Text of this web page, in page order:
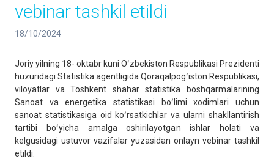
vebinar tashkil etildi
18/10/2024
Joriy yilning 18- oktabr kuni Oʻzbekiston Respublikasi Prezidenti
huzuridagi Statistika agentligida Qoraqalpogʻiston Respublikasi,
viloyatlar va Toshkent shahar statistika boshqarmalarining
Sanoat va energetika statistikasi boʻlimi xodimlari uchun
sanoat statistikasiga oid koʻrsatkichlar va ularni shakllantirish
tartibi boʻyicha amalga oshirilayotgan ishlar holati va
kelgusidagi ustuvor vazifalar yuzasidan onlayn vebinar tashkil
etildi.